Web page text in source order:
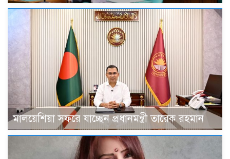
মালয়েশিয়া সফরে যাচ্ছেন প্রধানমন্ত্রী তারেক রহমান